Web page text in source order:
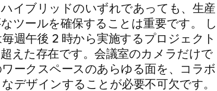
イブリッドのいずれであっても、生産
ツールを確保することは重要です。 し
毎週午後 2 時から実施するプロジェクト
えた存在です。会議室のカメラだけで
ークスペースのあらゆる面を、コラボ
デザインすることが必要不可欠です。